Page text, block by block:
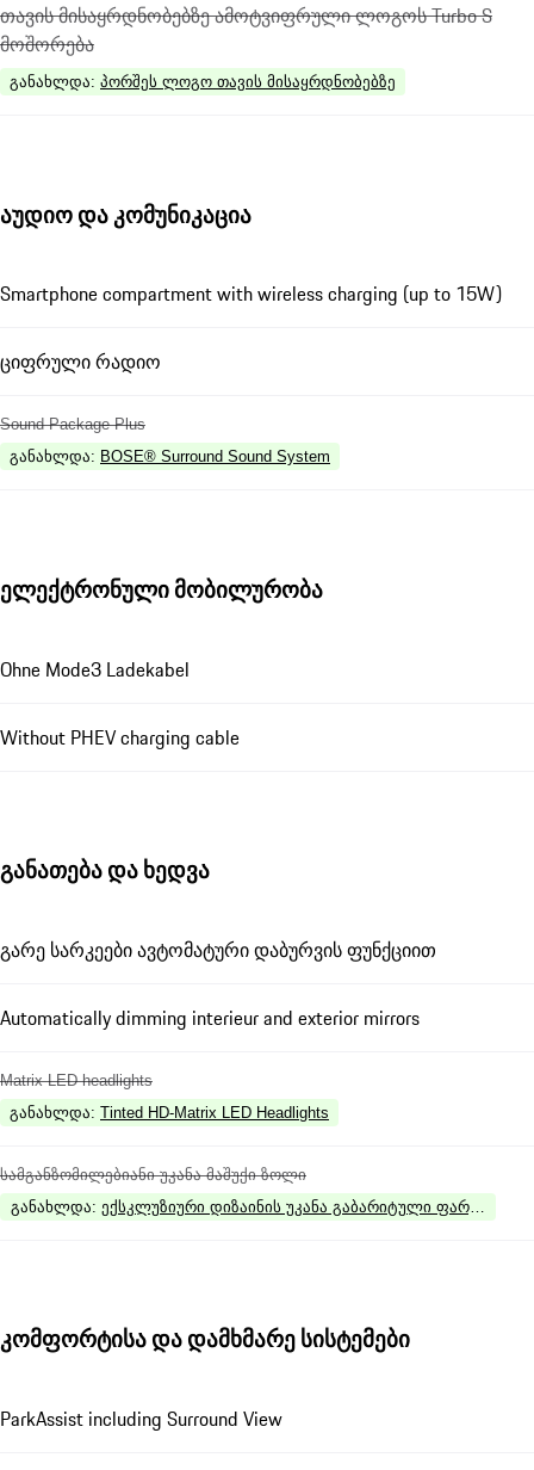
თავის მისაყრდნობებზე ამოტვიფრული ლოგოს Turbo S
მოშორება
განახლდა: პორშეს ლოგო თავის მისაყრდნობებზე
აუდიო და კომუნიკაცია
Smartphone compartment with wireless charging (up to 15W)
ციფრული რადიო
Sound Package Plus
განახლდა: BOSE® Surround Sound System
ელექტრონული მობილურობა
Ohne Mode3 Ladekabel
Without PHEV charging cable
განათება და ხედვა
გარე სარკეები ავტომატური დაბურვის ფუნქციით
Automatically dimming interieur and exterior mirrors
Matrix LED headlights
განახლდა: Tinted HD-Matrix LED Headlights
სამგანზომილებიანი უკანა მაშუქი ზოლი
განახლდა: ექსკლუზიური დიზაინის უკანა გაბარიტული ფარები
კომფორტისა და დამხმარე სისტემები
ParkAssist including Surround View